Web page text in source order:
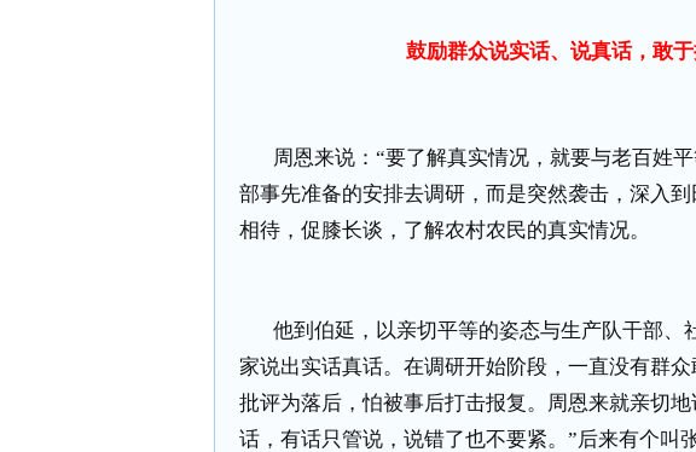
鼓励群众说实话、说真话，敢
周恩来说：“要了解真实情况，就要与老百姓
部事先准备的安排去调研，而是突然袭击，深入
相待，促膝长谈，了解农村农民的真实情况。
他到伯延，以亲切平等的姿态与生产队干部、
家说出实话真话。在调研开始阶段，一直没有群
批评为落后，怕被事后打击报复。周恩来就亲切
话，有话只管说，说错了也不要紧。”后来有个叫